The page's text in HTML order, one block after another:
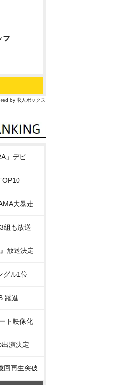
フ
by 求人ボックス
大暴走
組も放送
放送決定
グル1位
躍進
ト映像化
演決定
回再生突破